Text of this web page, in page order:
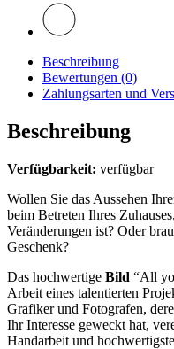
Beschreibung
Bewertungen (0)
Zahlungsarten und
Beschreibung
Verfügbarkeit: verfügbar
Wollen Sie das Aussehen
beim Betreten Ihres
Veränderungen ist? Oder
Geschenk?
Das hochwertige Bild “All
Arbeit eines talentierten
Grafiker und Fotografen,
Ihr Interesse geweckt hat,
Handarbeit und